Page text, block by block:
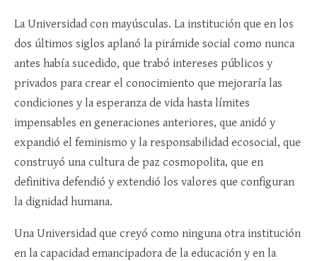
La Universidad con mayúsculas. La institución que en los
dos últimos siglos aplanó la pirámide social como nunca
antes había sucedido, que trabó intereses públicos y
privados para crear el conocimiento que mejoraría las
condiciones y la esperanza de vida hasta límites
impensables en generaciones anteriores, que anidó y
expandió el feminismo y la responsabilidad ecosocial, que
construyó una cultura de paz cosmopolita, que en
definitiva defendió y extendió los valores que configuran
la dignidad humana.
Una Universidad que creyó como ninguna otra institución
en la capacidad emancipadora de la educación y en la